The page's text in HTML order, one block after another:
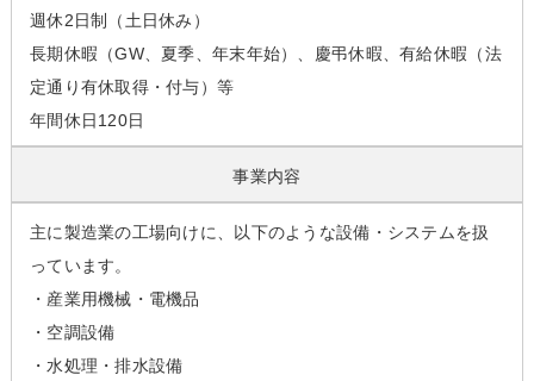
週休2日制（土日休み）
長期休暇（GW、夏季、年末年始）、慶弔休暇、有給休暇（法
定通り有休取得・付与）等
年間休日120日
事業内容
主に製造業の工場向けに、以下のような設備・システムを扱
っています。
・産業用機械・電機品
・空調設備
・水処理・排水設備